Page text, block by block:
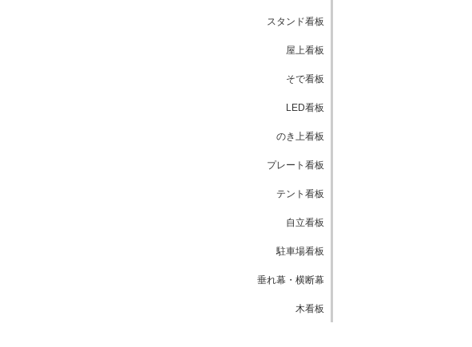
スタンド看板
屋上看板
そで看板
LED看板
のき上看板
プレート看板
テント看板
自立看板
駐車場看板
垂れ幕・横断幕
木看板